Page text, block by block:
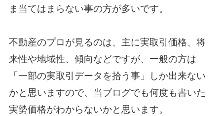
ま当てはまらない事の方が多いです。
不動産のプロが見るのは、主に実取引価格、将
来性や地域性、傾向などですが、一般の方は
「一部の実取引データを拾う事」しか出来ない
かと思いますので、当ブログでも何度も書いた
実勢価格がわからないかと思います。